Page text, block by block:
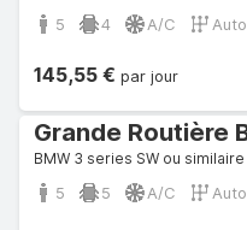
5 4 A/C
145,55 € par jour
Grande Routière
BMW 3 series SW ou similaire
5 5 A/C